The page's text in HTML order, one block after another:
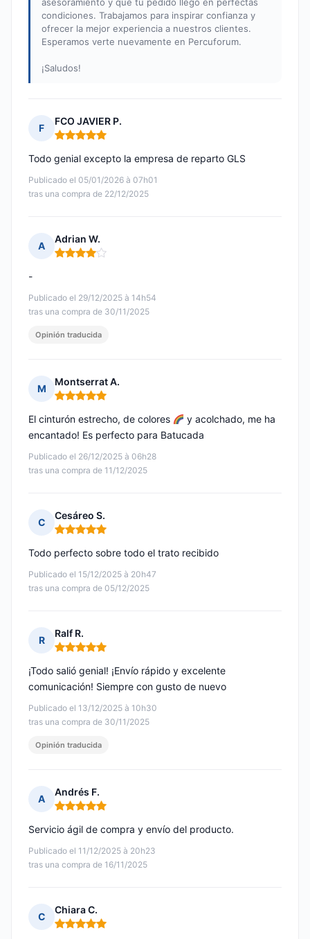
condiciones. Trabajamos para inspirar confianza y
ofrecer la mejor experiencia a nuestros clientes.
Esperamos verte nuevamente en Percuforum.
¡Saludos!
F
FCO JAVIER P.
Nota: 5 de 5
Publicado el 05/01/2026 à 07h01
tras una compra de 22/12/2025
Todo genial excepto la empresa de reparto GLS
A
Adrian W.
Nota: 4 de 5
Publicado el 29/12/2025 à 14h54
tras una compra de 30/11/2025
-
Opinión traducida
M
Montserrat A.
Nota: 5 de 5
Publicado el 26/12/2025 à 06h28
tras una compra de 11/12/2025
El cinturón estrecho, de colores
y acolchado, me ha
encantado! Es perfecto para Batucada
C
Cesáreo S.
Nota: 5 de 5
Publicado el 15/12/2025 à 20h47
tras una compra de 05/12/2025
Todo perfecto sobre todo el trato recibido
R
Ralf R.
Nota: 5 de 5
Publicado el 13/12/2025 à 10h30
tras una compra de 30/11/2025
¡Todo salió genial! ¡Envío rápido y excelente
comunicación! Siempre con gusto de nuevo
Opinión traducida
A
Andrés F.
Nota: 5 de 5
Publicado el 11/12/2025 à 20h23
tras una compra de 16/11/2025
Servicio ágil de compra y envío del producto.
C
Chiara C.
Nota: 5 de 5